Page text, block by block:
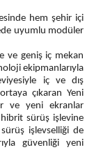
hem şehir içi
uyumlu modüler
ve geniş iç mekan
ekipmanlarıyla
iç ve dış
çıkaran Yeni
ve yeni ekranlar
sürüş işlevine
işlevselliği de
güvenliği yeni